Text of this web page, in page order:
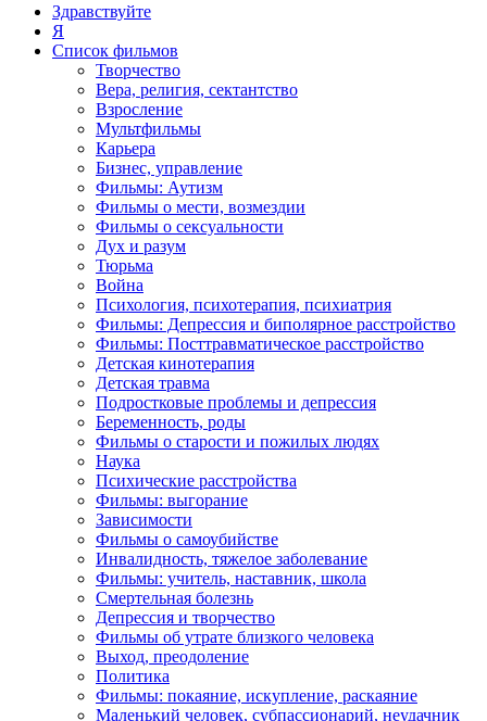
Здравствуйте
Я
Список фильмов
Творчество
Вера, религия, сектантство
Взросление
Мультфильмы
Карьера
Бизнес, управление
Фильмы: Аутизм
Фильмы о мести, возмездии
Фильмы о сексуальности
Дух и разум
Тюрьма
Война
Психология, психотерапия, психиатрия
Фильмы: Депрессия и биполярное расстройство
Фильмы: Посттравматическое расстройство
Детская кинотерапия
Детская травма
Подростковые проблемы и депрессия
Беременность, роды
Фильмы о старости и пожилых людях
Наука
Психические расстройства
Фильмы: выгорание
Зависимости
Фильмы о самоубийстве
Инвалидность, тяжелое заболевание
Фильмы: учитель, наставник, школа
Смертельная болезнь
Депрессия и творчество
Фильмы об утрате близкого человека
Выход, преодоление
Политика
Фильмы: покаяние, искупление, раскаяние
Маленький человек, субпассионарий, неудачник